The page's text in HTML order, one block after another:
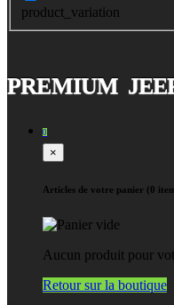
product_variation
PREMIUM
0
×
Articles de votre panier (0
Aucun produit pour
Retour sur la boutique